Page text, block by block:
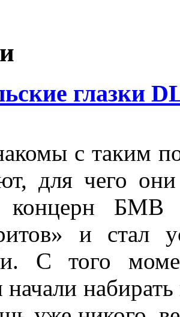
глазки
с таким
для чего
концерн БМВ
и стал
С того
начали